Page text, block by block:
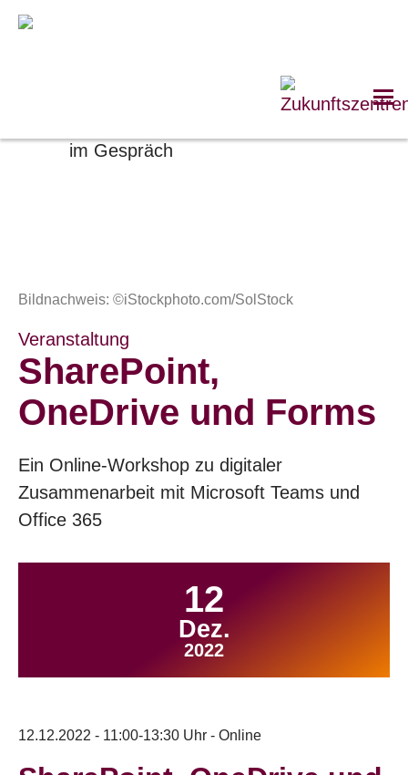
Veranstaltung
SharePoint,
OneDrive und Forms
Ein Online-Workshop zu digitaler
Zusammenarbeit mit Microsoft Teams und
Office 365
Bildnachweis: ©iStockphoto.com/SolStock
12
Dez.
2022
12.12.2022 - 11:00-13:30 Uhr - Online